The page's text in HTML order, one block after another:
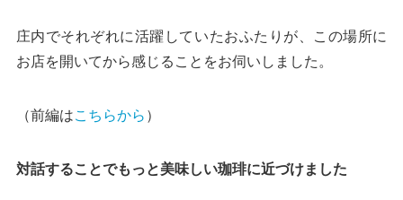
庄内でそれぞれに活躍していたおふたりが、この場所に
お店を開いてから感じることをお伺いしました。
（前編はこちらから ）
対話することでもっと美味しい珈琲に近づけました